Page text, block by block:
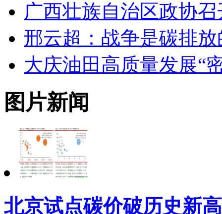
广西壮族自治区政协
邢云超：战争是碳排
大庆油田高质量发展“
图片新闻
北京试点碳价破历史新